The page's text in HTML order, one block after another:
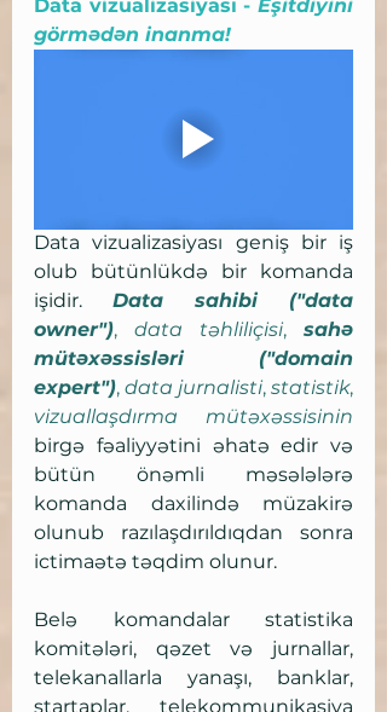
Data vizualizasiyası - Eşitdiyini
görmədən inanma!
Data vizualizasiyası geniş bir iş
olub bütünlükdə bir komanda
işidir. Data sahibi ("data
owner"), data təhliliçisi, sahə
mütəxəssisləri ("domain
expert"), data jurnalisti, statistik
vizuallaşdırma mütəxəssisinin
birgə fəaliyyətini əhatə edir və
bütün önəmli məsələlərə
komanda daxilində müzakirə
olunub razılaşdırıldıqdan sonra
ictimaətə təqdim olunur.
Belə komandalar statistika
komitələri, qəzet və jurnallar,
telekanallarla yanaşı, banklar,
startaplar, telekommunikasiya